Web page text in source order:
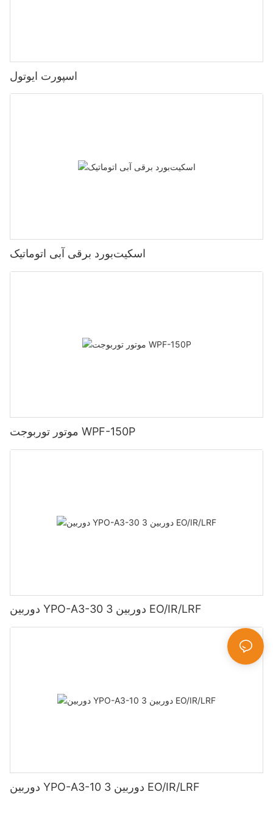
اسپورت ایوتول
اسکیت‌بورد برقی آبی اتوماتیک
موتور توربوجت WPF-150P
دوربین YPO-A3-30 3 دوربین EO/IR/LRF
دوربین YPO-A3-10 3 دوربین EO/IR/LRF